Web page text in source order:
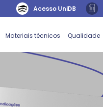
Acesso UniDB
Materiais técnicos Qualidade